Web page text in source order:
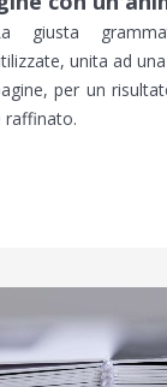
giusta
unita ad
per un
raffinato.